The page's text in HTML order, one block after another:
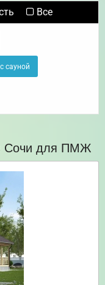
Все
с сауной
Сочи для ПМЖ